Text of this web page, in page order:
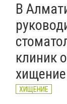
В
клиник
ХИЩЕНИЕ